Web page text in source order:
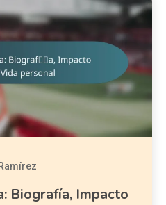
Biografía, Impacto